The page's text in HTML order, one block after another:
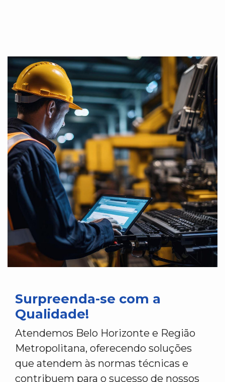
Surpreenda-se com a
Qualidade!
Atendemos Belo Horizonte e Região
Metropolitana, oferecendo soluções
que atendem às normas técnicas e
contribuem para o sucesso de nossos